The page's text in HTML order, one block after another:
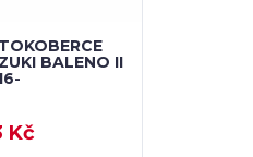
BALENO II
Kč